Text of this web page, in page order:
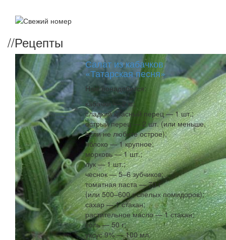
//Рецепты
Салат из кабачков
«Татарская песня»
Нам понадобится:
кабачки — 2 кг;
сладкий красный перец — 1 шт.;
острый перец — 2 шт. (или меньше,
если не любите острое);
яблоко — 1 крупное;
морковь — 1 шт.;
лук — 1 шт.;
чеснок — 5–6 зубчиков;
томатная паста — 70 г
(или 500–600 г спелых помидоров);
сахар — 1 стакан;
растительное масло — 1 стакан;
соль — 50 г;
уксус 9% — 100 мл.